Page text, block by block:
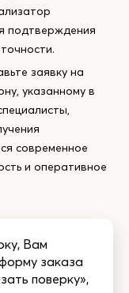
подтверждения
заявку на
указанному в
современное
и оперативное
Вам
заказа
поверку»,